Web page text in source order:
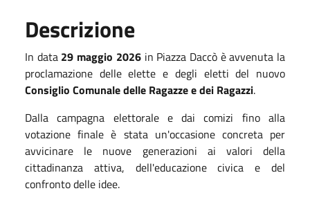
Descrizione
In data 29 maggio 2026in Piazza Daccò è avvenuta la
proclamazione delle elette e degli eletti del nuovo
Consiglio Comunale delle Ragazze e dei Ragazzi.
Dalla campagna elettorale e dai comizi fino alla
votazione finale è stata un'occasione concreta per
avvicinare le nuove generazioni ai valori della
cittadinanza attiva, dell'educazione civica e del
confronto delle idee.